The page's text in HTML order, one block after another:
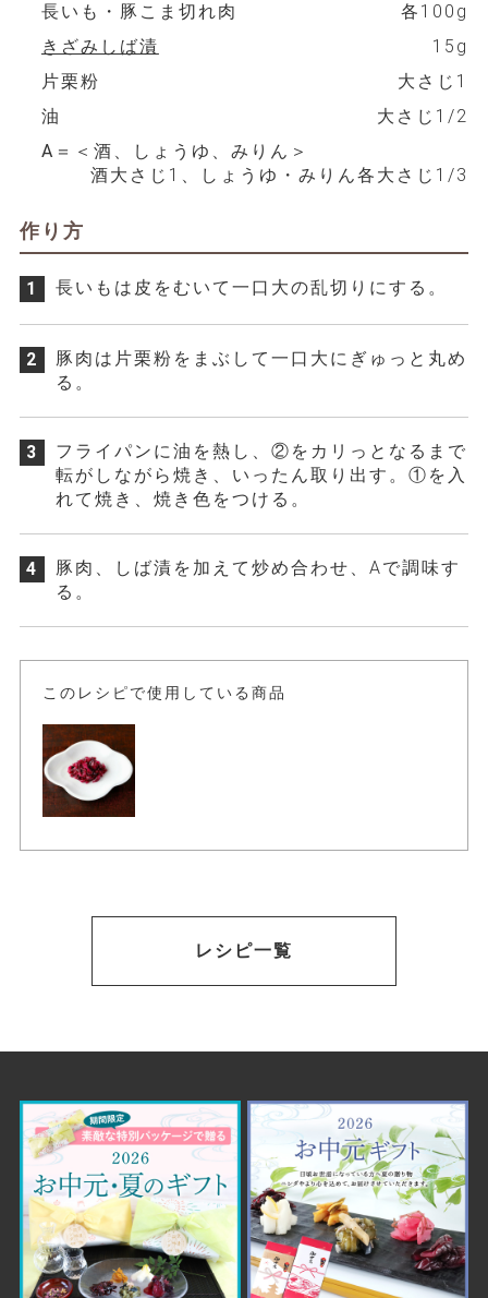
長いも・豚こま切れ肉
各100g
きざみしば漬
15g
片栗粉
大さじ1
油
大さじ1/2
A＝＜酒、しょうゆ、みりん＞
酒大さじ1、しょうゆ・みりん各大さじ1/3
作り方
1 長いもは皮をむいて一口大の乱切りにする。
2
豚肉は片栗粉をまぶして一口大にぎゅっと丸め
る。
3
フライパンに油を熱し、②をカリっとなるまで
転がしながら焼き、いったん取り出す。①を入
れて焼き、焼き色をつける。
4
豚肉、しば漬を加えて炒め合わせ、Aで調味す
る。
このレシピで使用している商品
レシピ一覧